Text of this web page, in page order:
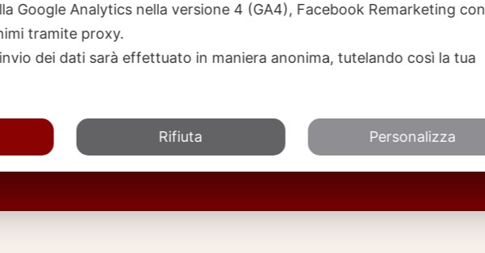
Google Analytics nella versione 4 (GA4), Facebook Remarketing con
tramite proxy.
dei dati sarà effettuato in maniera anonima, tutelando così la tua
Rifiuta Personalizza